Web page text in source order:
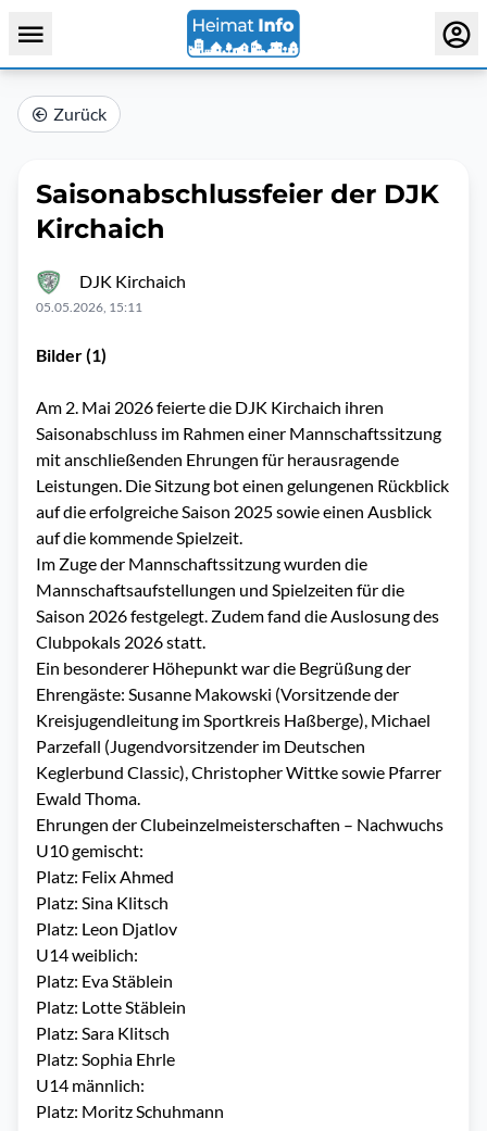
Zurück
Saisonabschlussfeier der DJK
Kirchaich
DJK Kirchaich
05.05.2026, 15:11
Bilder (1)
Am 2. Mai 2026 feierte die DJK Kirchaich ihren
Saisonabschluss im Rahmen einer Mannschaftssitzung
mit anschließenden Ehrungen für herausragende
Leistungen. Die Sitzung bot einen gelungenen Rückblick
auf die erfolgreiche Saison 2025 sowie einen Ausblick
auf die kommende Spielzeit.
Im Zuge der Mannschaftssitzung wurden die
Mannschaftsaufstellungen und Spielzeiten für die
Saison 2026 festgelegt. Zudem fand die Auslosung des
Clubpokals 2026 statt.
Ein besonderer Höhepunkt war die Begrüßung der
Ehrengäste: Susanne Makowski (Vorsitzende der
Kreisjugendleitung im Sportkreis Haßberge), Michael
Parzefall (Jugendvorsitzender im Deutschen
Keglerbund Classic), Christopher Wittke sowie Pfarrer
Ewald Thoma.
Ehrungen der Clubeinzelmeisterschaften – Nachwuchs
U10 gemischt:
Platz: Felix Ahmed
Platz: Sina Klitsch
Platz: Leon Djatlov
U14 weiblich:
Platz: Eva Stäblein
Platz: Lotte Stäblein
Platz: Sara Klitsch
Platz: Sophia Ehrle
U14 männlich:
Platz: Moritz Schuhmann